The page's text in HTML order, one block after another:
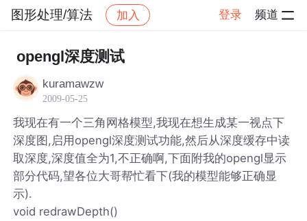
图形处理/算法 加入 登录 频道
图形处理/算法
opengl深度测试
kuramawzw
2009-05-25
我现在有一个三角网格模型,我现在想生成某一视点下
深度图,启用opengl深度测试功能,然后从深度缓存中读
取深度,深度值全为1,不正确啊,下面附我的opengl显示
部分代码,望各位大哥帮忙看下(我的模型能够正确显
示).
void redrawDepth()